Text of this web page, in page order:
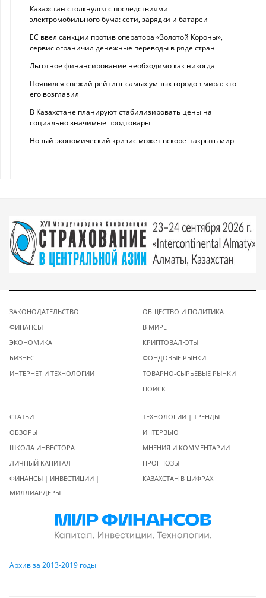
Казахстан столкнулся с последствиями
электромобильного бума: сети, зарядки и батареи
ЕС ввел санкции против оператора «Золотой Короны»,
сервис ограничил денежные переводы в ряде стран
Льготное финансирование необходимо как никогда
Появился свежий рейтинг самых умных городов мира: кто
его возглавил
В Казахстане планируют стабилизировать цены на
социально значимые продтовары
Новый экономический кризис может вскоре накрыть мир
ЗАКОНОДАТЕЛЬСТВО
ФИНАНСЫ
ЭКОНОМИКА
БИЗНЕС
ИНТЕРНЕТ И ТЕХНОЛОГИИ
ОБЩЕСТВО И ПОЛИТИКА
В МИРЕ
КРИПТОВАЛЮТЫ
ФОНДОВЫЕ РЫНКИ
ТОВАРНО-СЫРЬЕВЫЕ РЫНКИ
ПОИСК
СТАТЬИ
ОБЗОРЫ
ШКОЛА ИНВЕСТОРА
ЛИЧНЫЙ КАПИТАЛ
ФИНАНСЫ | ИНВЕСТИЦИИ |
МИЛЛИАРДЕРЫ
ТЕХНОЛОГИИ | ТРЕНДЫ
ИНТЕРВЬЮ
МНЕНИЯ И КОММЕНТАРИИ
ПРОГНОЗЫ
КАЗАХСТАН В ЦИФРАХ
Архив за 2013-2019 годы